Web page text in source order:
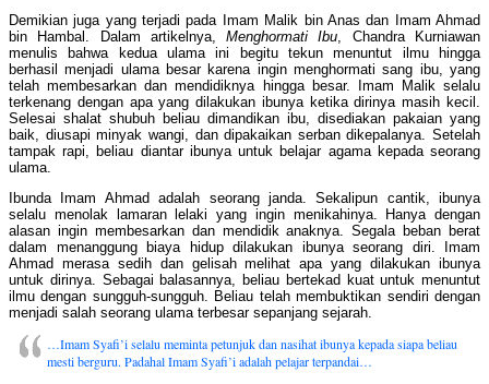
Demikian juga yang terjadi pada Imam Malik bin Anas dan Imam Ahmad
bin Hambal. Dalam artikelnya,Menghormati Ibu, Chandra Kurniawan
menulis bahwa kedua ulama ini begitu tekun menuntut ilmu hingga
berhasil menjadi ulama besar karena ingin menghormati sang ibu, yang
telah membesarkan dan mendidiknya hingga besar. Imam Malik selalu
terkenang dengan apa yang dilakukan ibunya ketika dirinya masih kecil.
Selesai shalat shubuh beliau dimandikan ibu, disediakan pakaian yang
baik, diusapi minyak wangi, dan dipakaikan serban dikepalanya. Setelah
tampak rapi, beliau diantar ibunya untuk belajar agama kepada seorang
ulama.
Ibunda Imam Ahmad adalah seorang janda. Sekalipun cantik, ibunya
selalu menolak lamaran lelaki yang ingin menikahinya. Hanya dengan
alasan ingin membesarkan dan mendidik anaknya. Segala beban berat
dalam menanggung biaya hidup dilakukan ibunya seorang diri. Imam
Ahmad merasa sedih dan gelisah melihat apa yang dilakukan ibunya
untuk dirinya. Sebagai balasannya, beliau bertekad kuat untuk menuntut
ilmu dengan sungguh-sungguh. Beliau telah membuktikan sendiri dengan
menjadi salah seorang ulama terbesar sepanjang sejarah.
…Imam Syafi’i selalu meminta petunjuk dan nasihat ibunya kepada siapa beliau
mesti berguru. Padahal Imam Syafi’i adalah pelajar terpandai…